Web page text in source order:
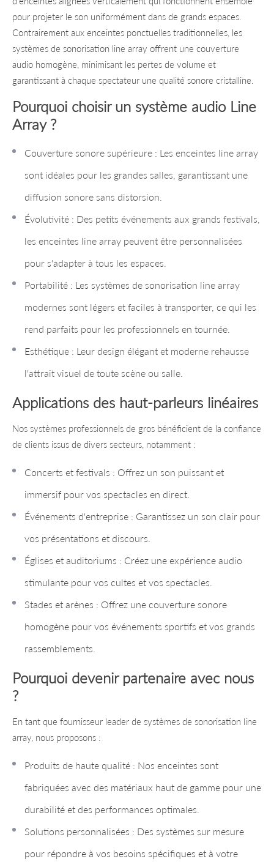
pour projeter le son uniformément dans de grands espaces.
Contrairement aux enceintes ponctuelles traditionnelles, les
systèmes de sonorisation line array offrent une couverture
audio homogène, minimisant les pertes de volume et
garantissant à chaque spectateur une qualité sonore cristalline.
Pourquoi choisir un système audio Line
Array ?
Couverture sonore supérieure : Les enceintes line array
sont idéales pour les grandes salles, garantissant une
diffusion sonore sans distorsion.
Évolutivité : Des petits événements aux grands festivals,
les enceintes line array peuvent être personnalisées
pour s'adapter à tous les espaces.
Portabilité : Les systèmes de sonorisation line array
modernes sont légers et faciles à transporter, ce qui les
rend parfaits pour les professionnels en tournée.
Esthétique : Leur design élégant et moderne rehausse
l'attrait visuel de toute scène ou salle.
Applications des haut-parleurs linéaires
Nos systèmes professionnels de gros bénéficient de la confiance
de clients issus de divers secteurs, notamment :
Concerts et festivals : Offrez un son puissant et
immersif pour vos spectacles en direct.
Événements d'entreprise : Garantissez un son clair pour
vos présentations et discours.
Églises et auditoriums : Créez une expérience audio
stimulante pour vos cultes et vos spectacles.
Stades et arènes : Offrez une couverture sonore
homogène pour vos événements sportifs et vos grands
rassemblements.
Pourquoi devenir partenaire avec nous
?
En tant que fournisseur leader de systèmes de sonorisation line
array, nous proposons :
Produits de haute qualité : Nos enceintes sont
fabriquées avec des matériaux haut de gamme pour une
durabilité et des performances optimales.
Solutions personnalisées : Des systèmes sur mesure
pour répondre à vos besoins spécifiques et à votre